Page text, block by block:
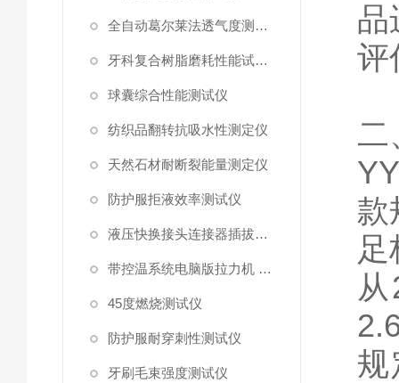
全自动葛尔莱法透气度测试仪
牙科复合树脂磨耗性能试验仪
球囊综合性能测试仪
纺织品翻转抗吸水性测定仪
天然石材耐断裂能量测定仪
防护服拒液效率测试仪
液压快换接头连接器插拔泄漏测试仪
带控温系统电脑版拉力机 统电脑版拉力机
45度燃烧测试仪
防护服耐穿刺性测试仪
牙刷毛束强度测试仪
品
评
二
款
从
规